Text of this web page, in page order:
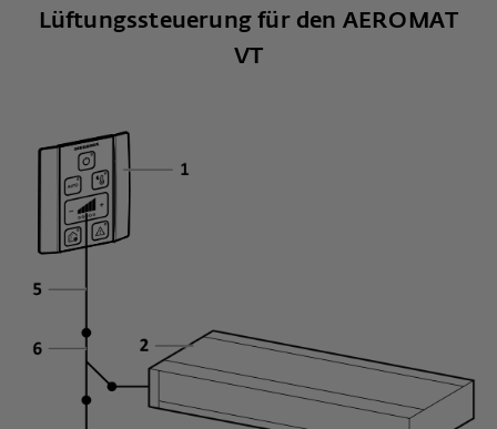
Lüftungssteuerung für den AEROMAT
VT